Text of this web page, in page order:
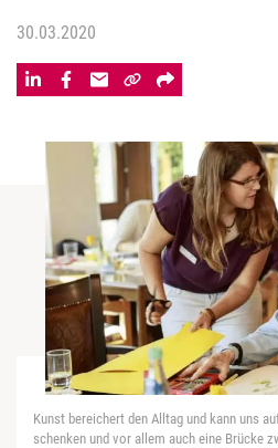
30.03.2020
Kunst bereichert den Alltag und kann uns
schenken und vor allem auch eine Brücke